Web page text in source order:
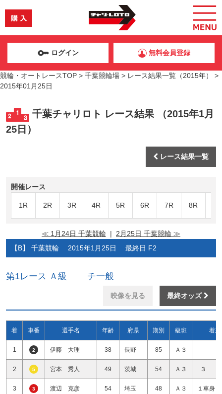
ログイン 無料会員登録
競輪・オートレースTOP > 千葉競輪場 > レース結果一覧（2015年）
>
2015年01月25日
千葉チャリロト レース結果 （2015年1月
25日）
レース結果一覧
開催レース
1R 2R 3R 4R 5R 6R 7R 8R
≪ 1月24日 千葉競輪 | 2月25日 千葉競輪 ≫
【B】 千葉競輪 2015年1月25日 最終日 F2
第1レース Ａ級 チ一般
映像を見る 最終オッズ
着 車番 選手名 年齢 府県 期別 級班 着差
1 2 伊藤 大理 38 長野 85 Ａ３
2 5 宮本 秀人 49 茨城 54 Ａ３ ３
3 3 渡辺 克彦 54 埼玉 48 Ａ３ １車身